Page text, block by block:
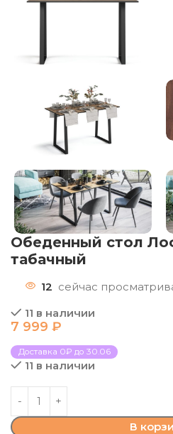
Обеденный стол
табачный
12 сейчас
11 в наличии
7 999 ₽
Доставка 0₽ до 30.06
11 в наличии
В